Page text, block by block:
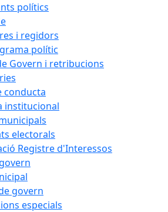
polítics
i regidors
polític
Govern i retribucions
conducta
institucional
electorals
Registre d'Interessos
govern
especials